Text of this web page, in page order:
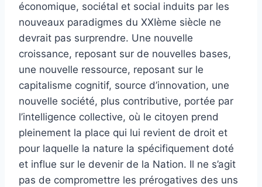
économique, sociétal et social induits par les
nouveaux paradigmes du XXIème siècle ne
devrait pas surprendre. Une nouvelle
croissance, reposant sur de nouvelles bases,
une nouvelle ressource, reposant sur le
capitalisme cognitif, source d’innovation, une
nouvelle société, plus contributive, portée par
l’intelligence collective, où le citoyen prend
pleinement la place qui lui revient de droit et
pour laquelle la nature la spécifiquement doté
et influe sur le devenir de la Nation. Il ne s’agit
pas de compromettre les prérogatives des uns